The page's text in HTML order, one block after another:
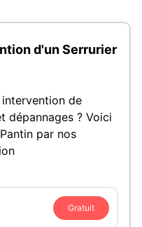
d'un Serrurier
de
dépannages ? Voici
par nos
Gratuit